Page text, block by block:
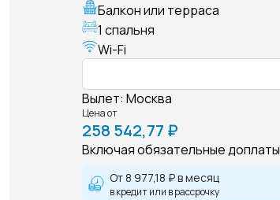
Балкон или терраса
1 спальня
Wi-Fi
Вылет: Москва
Цена от
258 542,77 ₽
Включая обязательные доплаты
От 8 977,18 ₽в месяц
в кредит или в рассрочку